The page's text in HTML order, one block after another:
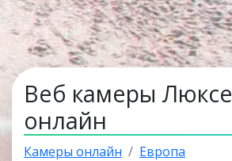
Веб камеры
онлайн
Камеры онлайн Европа